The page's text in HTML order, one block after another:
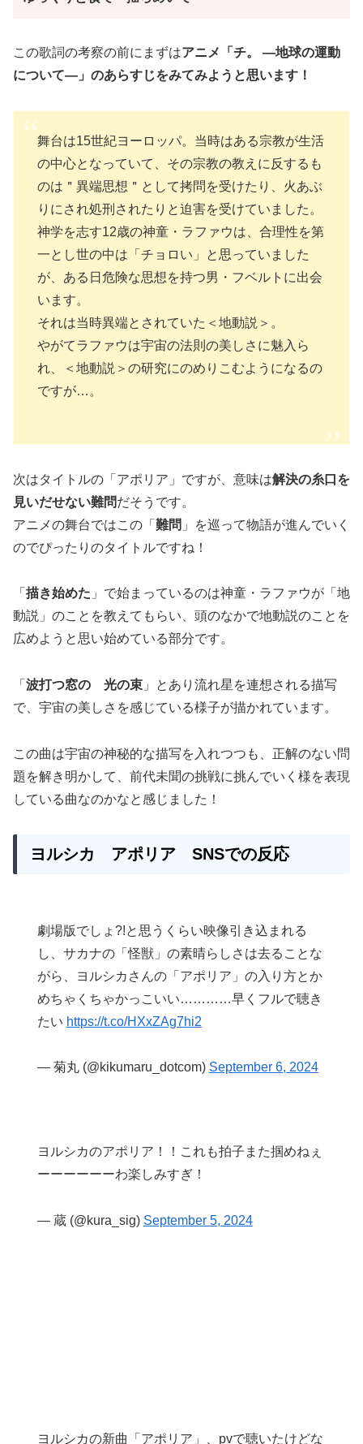
この歌詞の考察の前にまずはアニメ「チ。 ―地球の運動
について―」のあらすじをみてみようと思います！
舞台は15世紀ヨーロッパ。当時はある宗教が生活
の中心となっていて、その宗教の教えに反するも
のは＂異端思想＂として拷問を受けたり、火あぶ
りにされ処刑されたりと迫害を受けていました。
神学を志す12歳の神童・ラファウは、合理性を第
一とし世の中は「チョロい」と思っていました
が、ある日危険な思想を持つ男・フベルトに出会
います。
それは当時異端とされていた＜地動説＞。
やがてラファウは宇宙の法則の美しさに魅入ら
れ、＜地動説＞の研究にのめりこむようになるの
ですが…。
次はタイトルの「アポリア」ですが、意味は解決の糸口を
見いだせない難問だそうです。
アニメの舞台ではこの「 難問 」を巡って物語が進んでいく
のでぴったりのタイトルですね！
「 描き始めた 」で始まっているのは神童・ラファウが「地
動説」のことを教えてもらい、頭のなかで地動説のことを
広めようと思い始めている部分です。
「 波打つ窓の 光の束 」とあり流れ星を連想される描写
で、宇宙の美しさを感じている様子が描かれています。
この曲は宇宙の神秘的な描写を入れつつも、正解のない問
題を解き明かして、前代未聞の挑戦に挑んでいく様を表現
している曲なのかなと感じました！
ヨルシカ アポリア SNSでの反応
劇場版でしょ?!と思うくらい映像引き込まれる
し、サカナの「怪獣」の素晴らしさは去ることな
がら、ヨルシカさんの「アポリア」の入り方とか
めちゃくちゃかっこいい…………早くフルで聴き
たい https://t.co/HXxZAg7hi2
— 菊丸 (@kikumaru_dotcom) September 6, 2024
ヨルシカのアポリア！！これも拍子また掴めねぇ
ーーーーーーわ楽しみすぎ！
— 蔵 (@kura_sig) September 5, 2024
ヨルシカの新曲「アポリア」、pvで聴いたけどな